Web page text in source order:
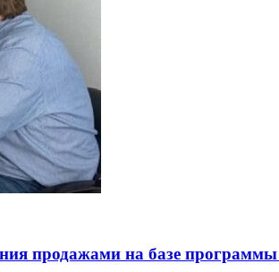
продажами на базе